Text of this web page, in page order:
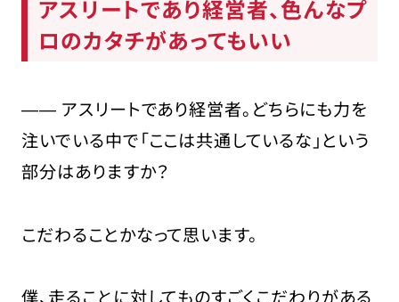
アスリートであり経営者、色んなプ
ロのカタチがあってもいい
―― アスリートであり経営者。どちらにも力を
注いでいる中で「ここは共通しているな」という
部分はありますか？
こだわることかなって思います。